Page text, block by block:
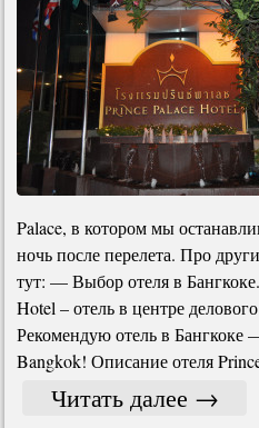
Palace, в котором мы
ночь после перелета. Про
тут: — Выбор отеля в
Hotel – отель в центре
Рекомендую отель в Бангкоке
Bangkok! Описание отеля
Читать далее →